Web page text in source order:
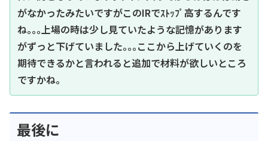
がなかったみたいですがこのIRでｽﾄｯﾌﾟ高するんです
ね｡｡｡上場の時は少し見ていたような記憶があります
がずっと下げていました｡｡｡ここから上げていくのを
期待できるかと言われると追加で材料が欲しいところ
ですかね｡
最後に